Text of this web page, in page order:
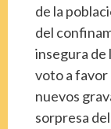
de la
del
insegura de
voto a
nuevos
sorpresa